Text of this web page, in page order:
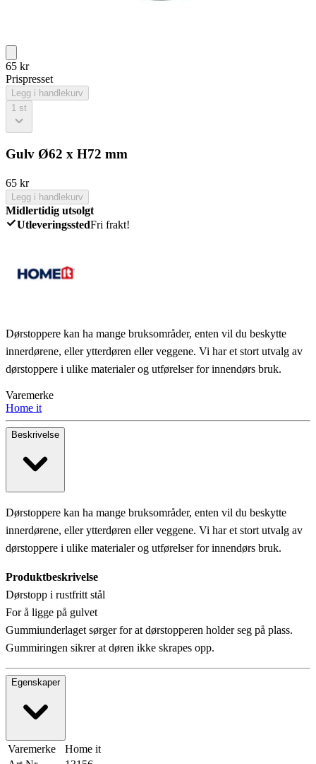
65 kr
Prispresset
Legg i handlekurv
1 st
Gulv Ø62 x H72 mm
65 kr
Legg i handlekurv
Midlertidig utsolgt
UtleveringsstedFri frakt!
Dørstoppere kan ha mange bruksområder, enten vil du beskytte
innerdørene, eller ytterdøren eller veggene. Vi har et stort utvalg av
dørstoppere i ulike materialer og utførelser for innendørs bruk.
Varemerke
Home it
Beskrivelse
Dørstoppere kan ha mange bruksområder, enten vil du beskytte
innerdørene, eller ytterdøren eller veggene. Vi har et stort utvalg av
dørstoppere i ulike materialer og utførelser for innendørs bruk.
Produktbeskrivelse
Dørstopp i rustfritt stål
For å ligge på gulvet
Gummiunderlaget sørger for at dørstopperen holder seg på plass.
Gummiringen sikrer at døren ikke skrapes opp.
Egenskaper
Varemerke
Home it